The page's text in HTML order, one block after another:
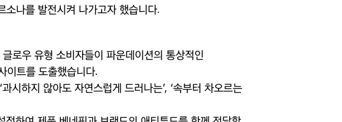
소나를 발전시켜 나가고자 했습니다.
로우 유형 소비자들이 파운데이션의 통상적인
이트를 도출했습니다.
‘과시하지 않아도 자연스럽게 드러나는’, ‘속부터 차오르는